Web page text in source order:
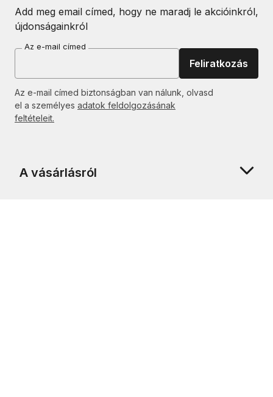
Add meg email címed, hogy ne maradj le akcióinkról,
újdonságainkról
Az e-mail címed
Feliratkozás
Az e-mail címed biztonságban van nálunk, olvasd
el a személyes adatok feldolgozásának
feltételeit.
A vásárlásról